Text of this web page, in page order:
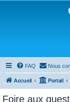
FAQ Nous
Accueil Portail
Foire aux